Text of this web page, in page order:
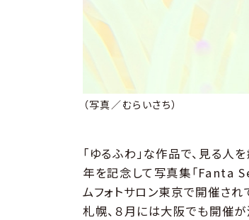
（写真／むらいさち）
「ゆるふわ」な作品で、見る
年を記念して写真集「Fanta
ムフォトサロン東京で開催され
札幌、８月には大阪でも開催